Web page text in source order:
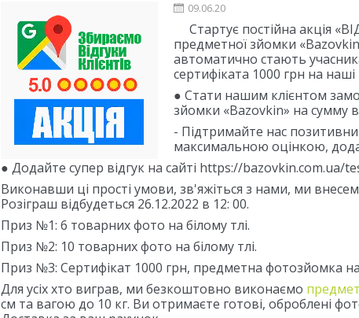
09.06.20
Стартує постійна акція
предметної зйомки
автоматично стають
сертифіката 1000 грн на
● Стати нашим клієнтом
зйомки «Bazovkin» на сумму
- Підтримайте нас
максимальною оцінкою,
● Додайте супер відгук на сайті https://bazovkin.com.ua/
Виконавши ці прості умови, зв'яжіться з нами, ми
Розіграш відбудеться 26.12.2022 в 12: 00.
Приз №1: 6 товарних фото на білому тлі.
Приз №2: 10 товарних фото на білому тлі.
Приз №3: Сертифікат 1000 грн, предметна фотозйомка на
Для усіх хто виграв, ми безкоштовно виконаємо
см та вагою до 10 кг. Ви отримаєте готові, оброблені